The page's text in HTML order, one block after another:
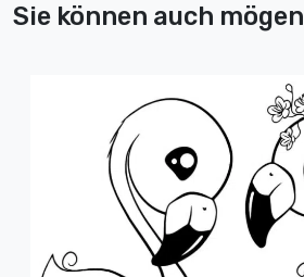
Sie können auch mögen